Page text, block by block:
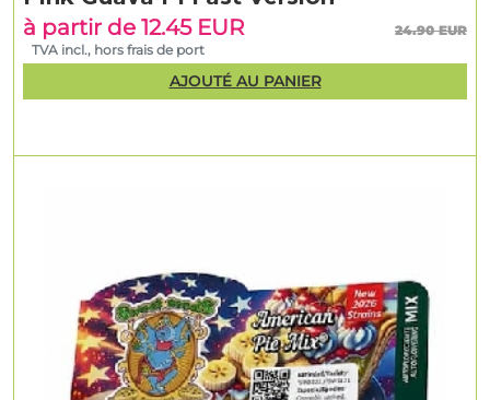
à partir de 12.45 EUR
24.90 EUR
TVA incl., hors frais de port
AJOUTÉ AU PANIER